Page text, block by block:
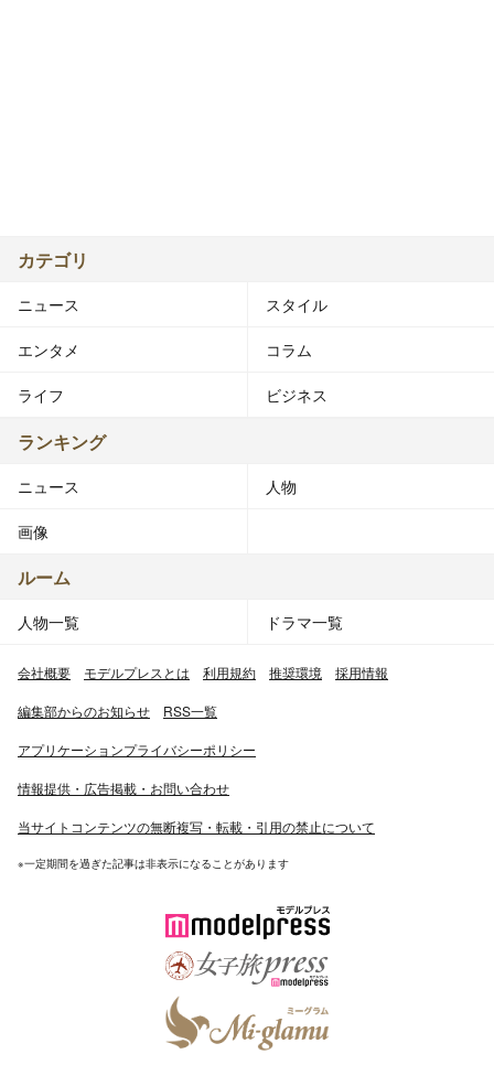
カテゴリ
ニュース スタイル
エンタメ コラム
ライフ ビジネス
ランキング
ニュース 人物
画像
ルーム
人物一覧 ドラマ一覧
会社概要 モデルプレスとは 利用規約 推奨環境 採用情報
編集部からのお知らせ RSS一覧
アプリケーションプライバシーポリシー
情報提供・広告掲載・お問い合わせ
当サイトコンテンツの無断複写・転載・引用の禁止について
※一定期間を過ぎた記事は非表示になることがあります